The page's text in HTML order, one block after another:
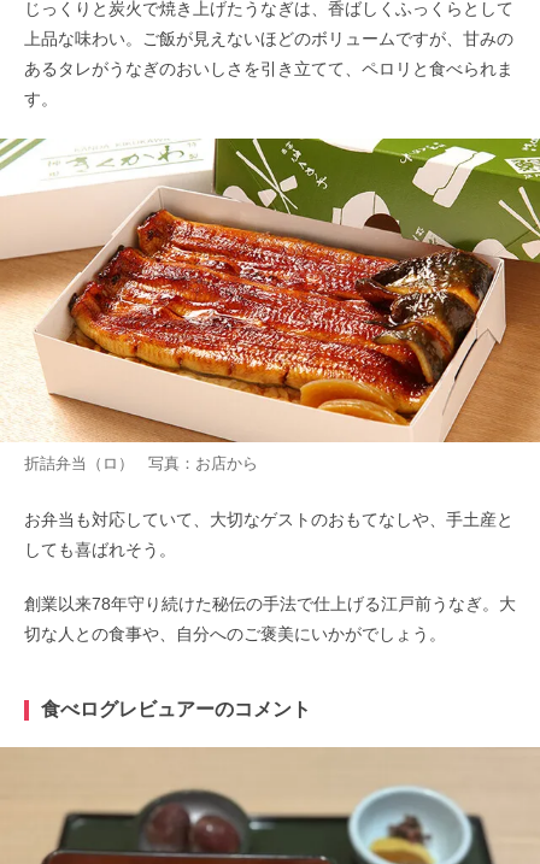
じっくりと炭火で焼き上げたうなぎは、香ばしくふっくらとして
上品な味わい。ご飯が見えないほどのボリュームですが、甘みの
あるタレがうなぎのおいしさを引き立てて、ペロリと食べられま
す。
折詰弁当（ロ） 写真：お店から
お弁当も対応していて、大切なゲストのおもてなしや、手土産と
しても喜ばれそう。
創業以来78年守り続けた秘伝の手法で仕上げる江戸前うなぎ。大
切な人との食事や、自分へのご褒美にいかがでしょう。
食べログレビュアーのコメント